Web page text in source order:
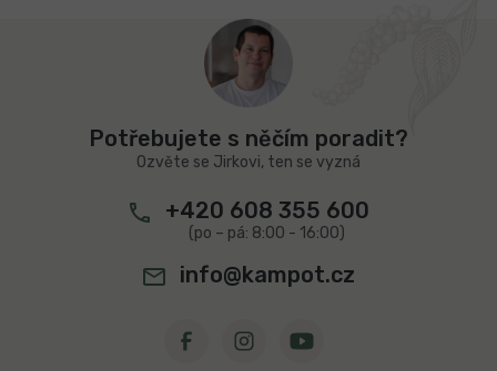
d
a
c
í
r
v
k
v
ý
i
Potřebujete s něčím poradit?
Ozvěte se Jirkovi, ten se vyzná
+420 608 355 600
info@kampot.cz